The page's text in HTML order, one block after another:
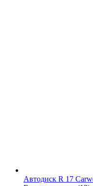
Автодиск R 17